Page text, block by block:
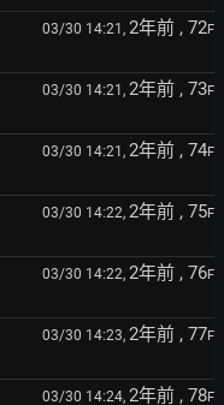
03/30 14:21, 2年前 , 72F
03/30 14:21, 2年前 , 73F
03/30 14:21, 2年前 , 74F
03/30 14:22, 2年前 , 75F
03/30 14:22, 2年前 , 76F
03/30 14:23, 2年前 , 77F
03/30 14:24, 2年前 , 78F